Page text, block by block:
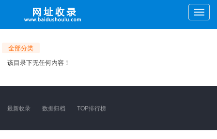
Toggle
全部分类
该目录下无任何内容！
最新收录 数据归档 TOP排行榜